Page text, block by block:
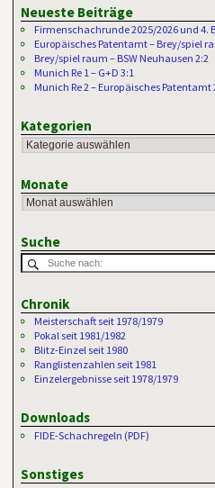
Neueste Beiträge
Firmenschachrunde 2025/2026 und 4.
Europäisches Patentamt – Brey/spiel
Brey/spiel raum – BSW Neuhausen 2:2
Munich Re 1 – G+D 3:1
Munich Re 2 – Europäisches Patentamt
Kategorien
Monate
Suche
Chronik
Meisterschaft seit 1978/1979
Pokal seit 1981/1982
Blitz-Einzel seit 1980
Ranglistenzahlen seit 1981
Einzelergebnisse seit 1978/1979
Downloads
FIDE-Schachregeln (PDF)
Sonstiges